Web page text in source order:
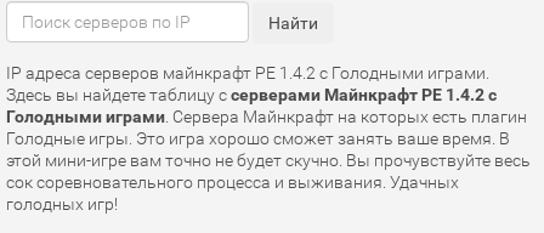
IP адреса серверов майнкрафт PE 1.4.2 с Голодными играми.
Здесь вы найдете таблицу ссерверами Майнкрафт PE 1.4.2 с
Голодными играми . Сервера Майнкрафт на которых есть плагин
Голодные игры. Это игра хорошо сможет занять ваше время. В
этой мини-игре вам точно не будет скучно. Вы прочувствуйте весь
сок соревновательного процесса и выживания. Удачных
голодных игр!